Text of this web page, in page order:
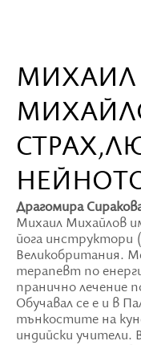
МИХАИЛ
Драгомира
Михаил Михайлов
йога инструктори
Великобритания.
терапевт по
пранично лечение
Обучавал се е и в
тънкостите на
индийски учители.